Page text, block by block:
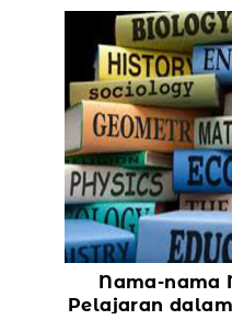
Nama-nama
Pelajaran